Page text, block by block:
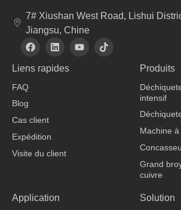
7# Xiushan West Road, Lishui
Jiangsu, Chine
F
a
e
L
i
k
Y
o
T
i
Liens rapides
FAQ
Blog
Cas client
Expédition
Visite du client
Produits
intensif
Machine
Grand
cuivre
Application Solution